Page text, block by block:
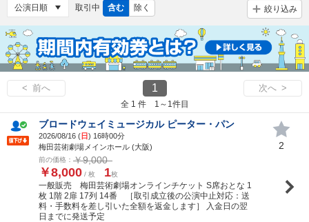
取引中 含む 除く 絞り込み
< 前へ 1 次へ >
全 1 件 1～1件目
ブロードウェイミュージカル ピーター・パン
2026/08/16 (日) 16時00分
梅田芸術劇場メインホール (大阪)
前の価格： ￥9,000
￥8,000 / 枚 1枚
一般販売 梅田芸術劇場オンラインチケット S席おとな 1
枚 1階 2扉 17列 14番 ［取引成立後の公演中止対応：送
料・手数料を差し引いた全額を返金します］ 入金日の翌
日までに発送予定
2